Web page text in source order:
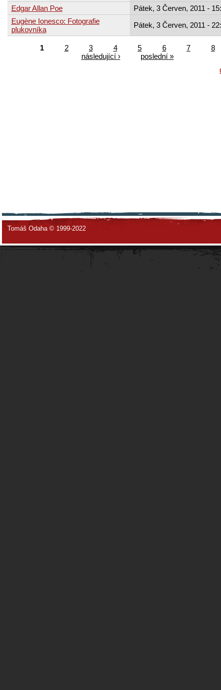
Edgar Allan Poe
Pátek, 3 Červen, 2011 -
Eugène Ionesco: Fotografie
plukovníka
Pátek, 3 Červen, 2011 -
1 2 3 4 5 6 7
8
následující ›
poslední »
Tomáš Odaha © 1999-2022